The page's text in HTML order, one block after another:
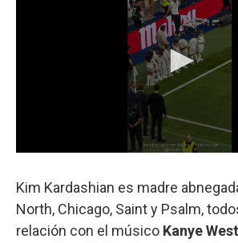
Kim Kardashian es madre
North, Chicago, Saint y Psalm,
relación con el músico Kanye West